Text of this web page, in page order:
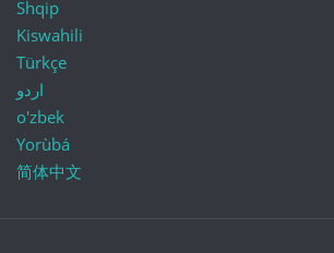
Shqip
Kiswahili
Türkçe
اردو
o'zbek
Yorùbá
简体中文